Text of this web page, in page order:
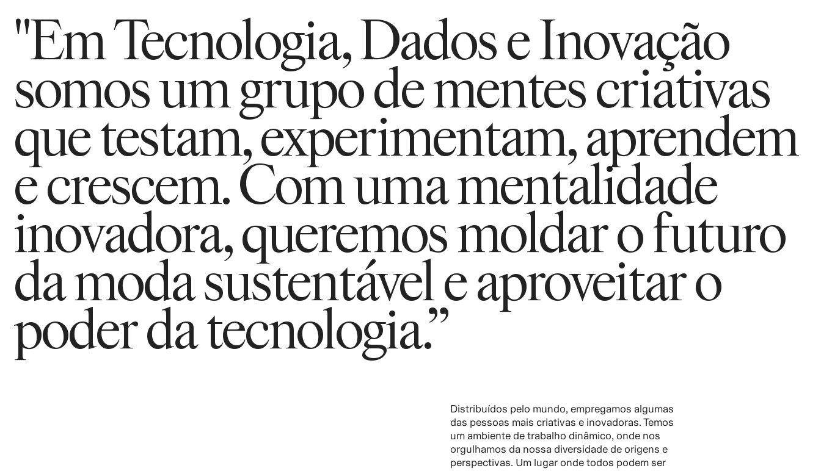
"Em Tecnologia, Dados e Inovação
somos um grupo de mentes criativas
que testam, experimentam, aprendem
e crescem. Com uma mentalidade
inovadora, queremos moldar o futuro
da moda sustentável e aproveitar o
poder da tecnologia.”
Distribuídos pelo mundo, empregamos algumas
das pessoas mais criativas e inovadoras. Temos
um ambiente de trabalho dinâmico, onde nos
orgulhamos da nossa diversidade de origens e
perspectivas. Um lugar onde todos podem ser